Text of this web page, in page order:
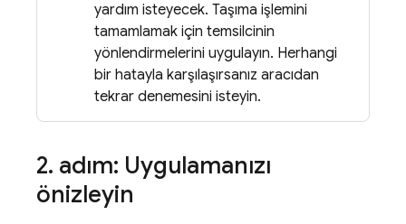
yardım isteyecek. Taşıma işlemini
tamamlamak için temsilcinin
yönlendirmelerini uygulayın. Herhangi
bir hatayla karşılaşırsanız aracıdan
tekrar denemesini isteyin.
2. adım: Uygulamanızı
önizleyin